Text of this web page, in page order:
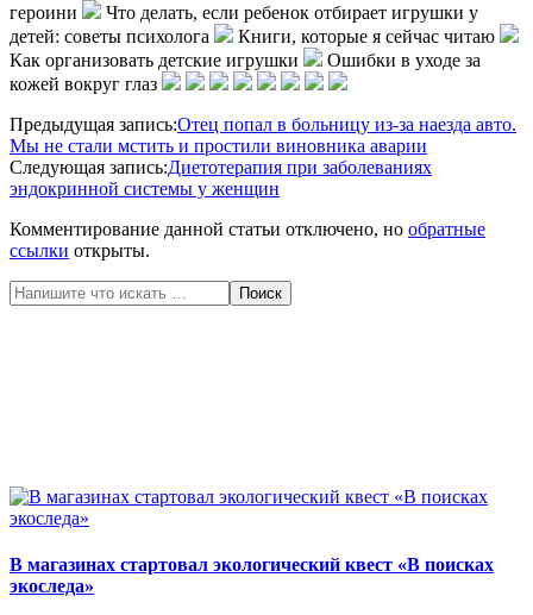
героини
Что делать, если ребенок отбирает игрушки у
детей: советы психолога
Книги, которые я сейчас читаю
Как организовать детские игрушки
Ошибки в уходе за
кожей вокруг глаз
2020-
06-
29
Предыдущая запись:Отец попал в больницу из-за наезда авто.
Мы не стали мстить и простили виновника аварии
Следующая запись:Диетотерапия при заболеваниях
эндокринной системы у женщин
Комментирование данной статьи отключено, но обратные
ссылки открыты.
Поиск
В магазинах стартовал экологический квест «В поисках
экоследа»